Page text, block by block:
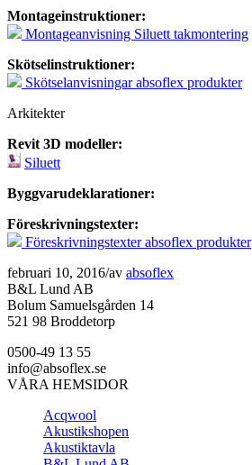
Montageinstruktioner:
Montageanvisning Siluett takmontering
Skötselinstruktioner:
Skötselanvisningar absoflex produkter
Arkitekter
Revit 3D modeller:
Siluett
Byggvarudeklarationer:
Föreskrivningstexter:
Föreskrivningstexter absoflex produkter
februari 10, 2016/av absoflex
B&L Lund AB
Bolum Samuelsgården 14
521 98 Broddetorp
0500-49 13 55
info@absoflex.se
VÅRA HEMSIDOR
Acqwool
Akustikshopen
Akustiktavla